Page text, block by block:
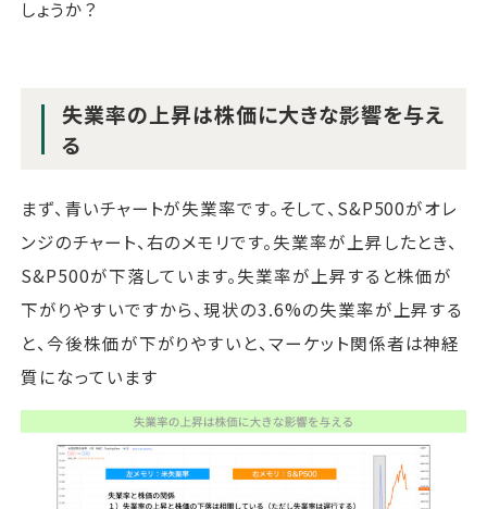
しょうか？
失業率の上昇は株価に大きな影響を与え
る
まず、青いチャートが失業率です。そして、S&P500がオレ
ンジのチャート、右のメモリです。失業率が上昇したとき、
S&P500が下落しています。失業率が上昇すると株価が
下がりやすいですから、現状の3.6%の失業率が上昇する
と、今後株価が下がりやすいと、マーケット関係者は神経
質になっています